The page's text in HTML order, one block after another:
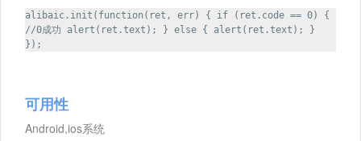
alibaic.init(function(ret, err) { if (ret.code == 0) {
//0成功 alert(ret.text); } else { alert(ret.text); }
});
可用性
Android,ios系统